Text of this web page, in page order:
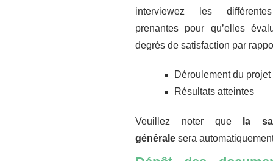
interviewez les
prenantes pour qu’elles
degrés de satisfaction par
Déroulement du projet
Résultats atteintes
Veuillez noter que
la
générale sera